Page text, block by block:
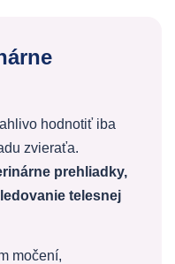
hodnotiť iba
zvieraťa.
prehliadky,
telesnej
močení,